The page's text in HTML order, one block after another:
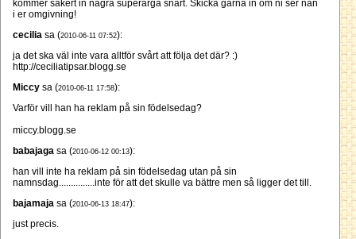
kommer säkert in några superarga snart. Skicka gärna in om ni ser nån
i er omgivning!
cecilia sa (2010-06-11 07:52):
ja det ska väl inte vara alltför svårt att följa det där? :)
http://ceciliatipsar.blogg.se
Miccy sa (2010-06-11 17:58):
Varför vill han ha reklam på sin födelsedag?
miccy.blogg.se
babajaga sa (2010-06-12 00:13):
han vill inte ha reklam på sin födelsedag utan på sin
namnsdag...............inte för att det skulle va bättre men så ligger det till.
bajamaja sa (2010-06-13 18:47):
just precis.